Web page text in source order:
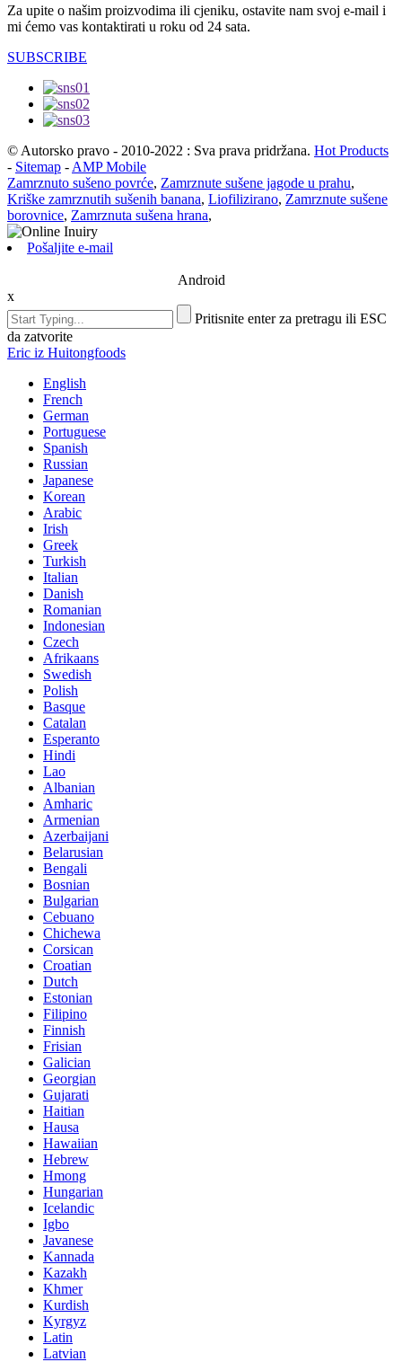
Za upite o našim proizvodima ili cjeniku, ostavite nam svoj e-mail i
mi ćemo vas kontaktirati u roku od 24 sata.
SUBSCRIBE
© Autorsko pravo - 2010-2022 : Sva prava pridržana. Hot Products
- Sitemap - AMP Mobile
Zamrznuto sušeno povrće, Zamrznute sušene jagode u prahu,
Kriške zamrznutih sušenih banana, Liofilizirano, Zamrznute sušene
borovnice, Zamrznuta sušena hrana,
Pošaljite e-mail
Android
x
Pritisnite enter za pretragu ili ESC
da zatvorite
Eric iz Huitongfoods
English
French
German
Portuguese
Spanish
Russian
Japanese
Korean
Arabic
Irish
Greek
Turkish
Italian
Danish
Romanian
Indonesian
Czech
Afrikaans
Swedish
Polish
Basque
Catalan
Esperanto
Hindi
Lao
Albanian
Amharic
Armenian
Azerbaijani
Belarusian
Bengali
Bosnian
Bulgarian
Cebuano
Chichewa
Corsican
Croatian
Dutch
Estonian
Filipino
Finnish
Frisian
Galician
Georgian
Gujarati
Haitian
Hausa
Hawaiian
Hebrew
Hmong
Hungarian
Icelandic
Igbo
Javanese
Kannada
Kazakh
Khmer
Kurdish
Kyrgyz
Latin
Latvian